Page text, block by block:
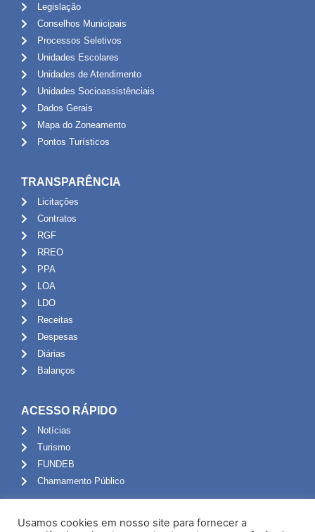
Legislação
Conselhos Municipais
Processos Seletivos
Unidades Escolares
Unidades de Atendimento
Unidades Socioassistênciais
Dados Gerais
Mapa do Zoneamento
Pontos Turísticos
TRANSPARÊNCIA
Licitações
Contratos
RGF
RREO
PPA
LOA
LDO
Receitas
Despesas
Diárias
Balanços
ACESSO RÁPIDO
Notícias
Turismo
FUNDEB
Chamamento Público
Usamos cookies em nosso site para fornecer a